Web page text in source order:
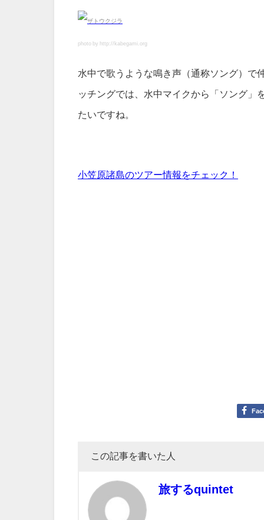
photo by http://kabegami.org
水中で歌うような鳴き声（通称ソング）で
ッチングでは、水中マイクから「ソング」
たいですね。
小笠原諸島のツアー情報をチェック！
この記事を書いた人
旅するquintet